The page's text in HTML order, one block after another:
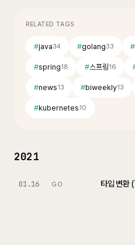
RELATED TAGS
#java34 #golang33 #
#spring18 #스프링16
#news13 #biweekly13
#kubernetes10
2021
01.16 GO 타입 변